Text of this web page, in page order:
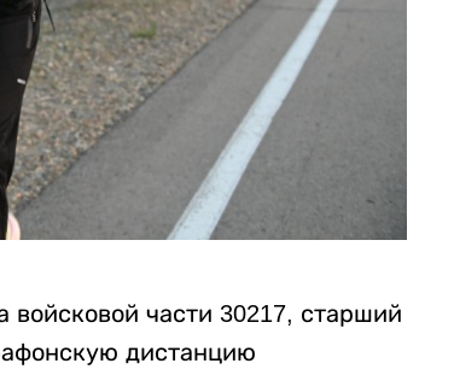
войсковой части 30217, старший
дистанцию